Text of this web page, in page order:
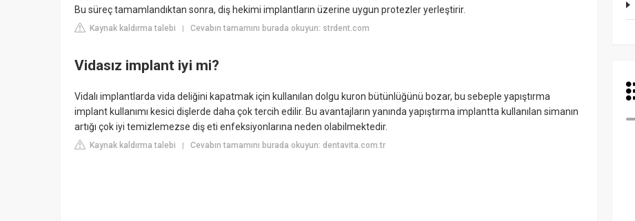
Bu süreç tamamlandıktan sonra, diş hekimi implantların üzerine uygun protezler yerleştirir.
Kaynak kaldırma talebi Cevabın tamamını burada okuyun: strdent.com
Vidasız implant iyi mi?
Vidalı implantlarda vida deliğini kapatmak için kullanılan dolgu kuron bütünlüğünü bozar, bu sebeple yapıştırma
implant kullanımı kesici dişlerde daha çok tercih edilir. Bu avantajların yanında yapıştırma implantta kullanılan simanın
artığı çok iyi temizlemezse diş eti enfeksiyonlarına neden olabilmektedir.
Kaynak kaldırma talebi Cevabın tamamını burada okuyun: dentavita.com.tr